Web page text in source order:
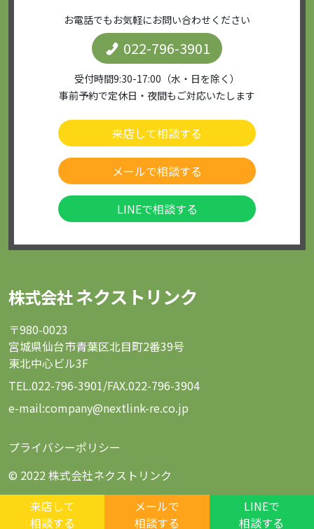
お電話でもお気軽にお問い合わせください
022-796-3901
受付時間9:30-17:00（水・日を除く）
事前予約で定休日・夜間もご対応いたします
来店して相談する
メールで相談する
LINEで相談する
株式会社ネクストリンク
〒980-0023
宮城県仙台市青葉区北目町2番39号
東北中心ビル3F
TEL.022-796-3901/FAX.022-796-3904
e-mail:company@nextlink-re.co.jp
プライバシーポリシー
© 2022 株式会社ネクストリンク
来店して
相談する
メールで
相談する
LINEで
相談する